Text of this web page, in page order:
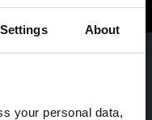
About
your personal data,